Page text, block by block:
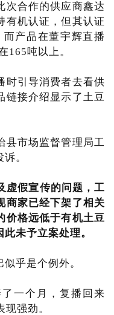
次合作的供应商鑫达
有机认证，但其认证
产品在董宇辉直播
165吨以上。
时引导消费者去看供
链接介绍显示了土豆
县市场监督管理局工
。
虚假宣传的问题，工
商家已经下架了相关
价格远低于有机土豆
未予立案处理。
乎是个例外。
一个月，复播回来
强劲。